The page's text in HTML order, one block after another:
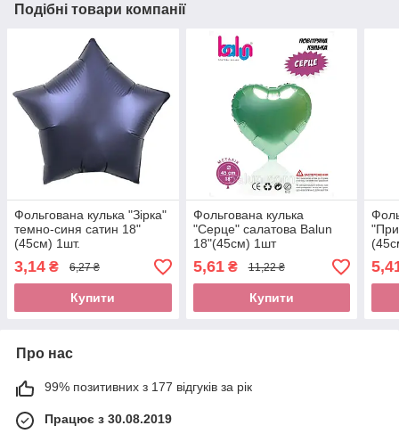
Подібні товари компанії
Фольгована кулька "Зірка"
темно-синя сатин 18"
(45см) 1шт.
3,14 ₴ 6,27 ₴
Купити
Фольгована кулька
"Серце" салатова Balun
18"(45см) 1шт
5,61₴ 11,22 ₴
Купити
Про нас
99% позитивних з 177 відгуків за рік
Працює з 30.08.2019